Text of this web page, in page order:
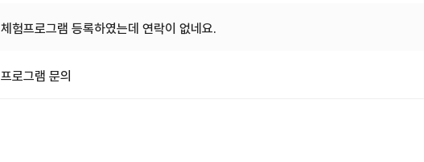
체험프로그램 등록하였는데 연락이 없네요.
프로그램 문의